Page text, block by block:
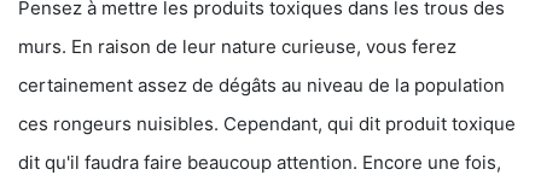
Pensez à mettre les produits toxiques dans les trous des
murs. En raison de leur nature curieuse, vous ferez
certainement assez de dégâts au niveau de la population
ces rongeurs nuisibles. Cependant, qui dit produit toxique
dit qu'il faudra faire beaucoup attention. Encore une fois,